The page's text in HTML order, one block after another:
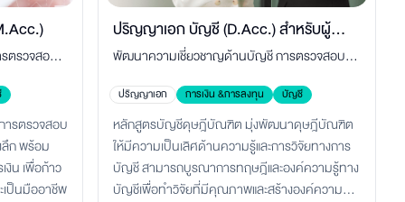
ตรวจสอบ
อมต่อยอด
งานยุค
รตรวจสอบ
ลึก พร้อม
งิน เพื่อก้าว
ป็นมืออาชีพ
ปริญญาเอก บัญชี (D.Acc.) สำหรับผู้นำ
วิชาชีพบัญชี
พัฒนาความเชี่ยวชาญด้านบัญชี การตรวจสอบ
ภาษีอากร งานวิจัย และกลยุทธ์องค์กร เพื่อก้าวสู่ผู้
บริหาร นักวิชาการ และผู้นำวิชาชีพระดับสูง
ปริญญาเอก การเงิน &การลงทุน บัญชี
หลักสูตรบัญชีดุษฎีบัณฑิต มุ่งพัฒนาดุษฎีบัณฑิต
ให้มีความเป็นเลิศด้านความรู้และการวิจัยทางการ
บัญชี สามารถบูรณาการทฤษฎีและองค์ความรู้ทาง
บัญชีเพื่อทำวิจัยที่มีคุณภาพและสร้างองค์ความรู้